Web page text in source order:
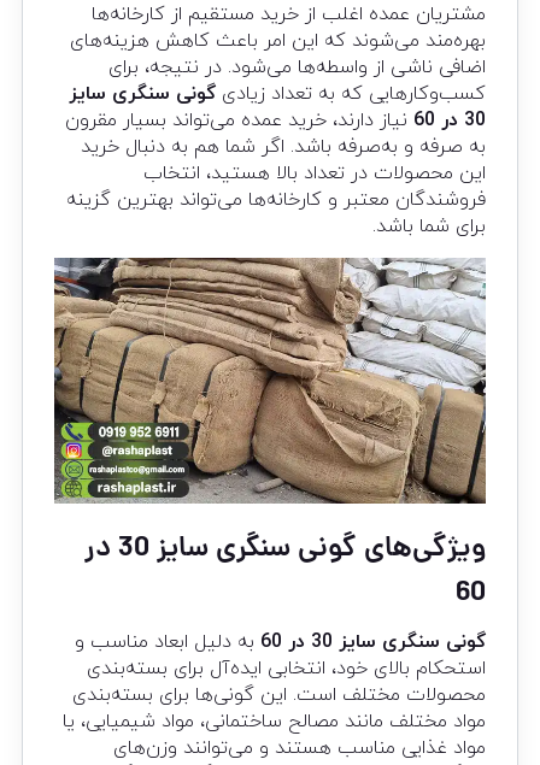
مشتریان عمده اغلب از خرید مستقیم از کارخانه‌ها
بهره‌مند می‌شوند که این امر باعث کاهش هزینه‌های
اضافی ناشی از واسطه‌ها می‌شود. در نتیجه، برای
کسب‌وکارهایی که به تعداد زیادیگونی سنگری سایز
30 در 60
نیاز دارند، خرید عمده می‌تواند بسیار مقرون
به صرفه و به‌صرفه باشد. اگر شما هم به دنبال خرید
این محصولات در تعداد بالا هستید، انتخاب
فروشندگان معتبر و کارخانه‌ها می‌تواند بهترین گزینه
برای شما باشد.
ویژگی‌های گونی سنگری سایز 30 در
60
گونی سنگری سایز 30 در 60
به دلیل ابعاد مناسب و
استحکام بالای خود، انتخابی ایده‌آل برای بسته‌بندی
محصولات مختلف است. این گونی‌ها برای بسته‌بندی
مواد مختلف مانند مصالح ساختمانی، مواد شیمیایی، یا
مواد غذایی مناسب هستند و می‌توانند وزن‌های